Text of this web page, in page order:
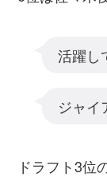
活躍し
ジャイ
ドラフト3位